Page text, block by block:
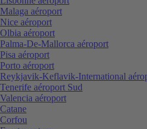
Malaga aéroport
Nice aéroport
Olbia aéroport
Palma-De-Mallorca aéroport
Pisa aéroport
Porto aéroport
Reykjavik-Keflavik-International
Tenerife aéroport Sud
Valencia aéroport
Catane
Corfou